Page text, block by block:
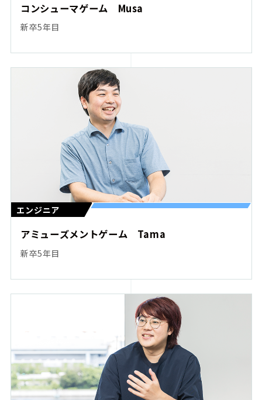
コンシューマゲーム Musa
新卒5年目
エンジニア
アミューズメントゲーム Tama
新卒5年目